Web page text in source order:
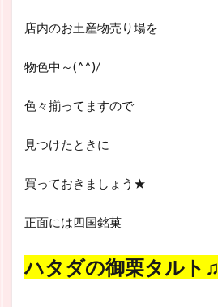
店内のお土産物売り場を
物色中～(^^)/
色々揃ってますので
見つけたときに
買っておきましょう★
正面には四国銘菓
ハタダの御栗タルト♫